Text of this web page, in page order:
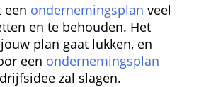
een ondernemingsplan veel
en te behouden. Het
plan gaat lukken, en
een ondernemingsplan
zal slagen.